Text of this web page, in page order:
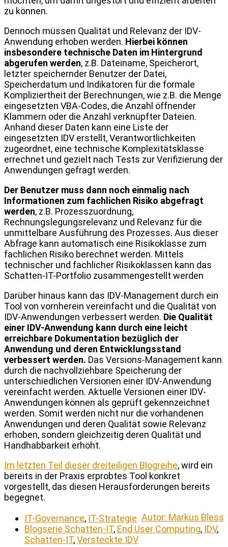
zu können.
Dennoch müssen Qualität und Relevanz der IDV-
Anwendung erhoben werden. Hierbei können
insbesondere technische Daten im Hintergrund
abgerufen werden, z.B. Dateiname, Speicherort,
letzter speichernder Benutzer der Datei,
Speicherdatum und Indikatoren für die formale
Kompliziertheit der Berechnungen, wie z.B. die Menge
eingesetzten VBA-Codes, die Anzahl öffnender
Klammern oder die Anzahl verknüpfter Dateien.
Anhand dieser Daten kann eine Liste der
eingesetzten IDV erstellt, Verantwortlichkeiten
zugeordnet, eine technische Komplexitätsklasse
errechnet und gezielt nach Tests zur Verifizierung der
Anwendungen gefragt werden.
Der Benutzer muss dann noch einmalig nach
Informationen zum fachlichen Risiko abgefragt
werden, z.B. Prozesszuordnung,
Rechnungslegungsrelevanz und Relevanz für die
unmittelbare Ausführung des Prozesses. Aus dieser
Abfrage kann automatisch eine Risikoklasse zum
fachlichen Risiko berechnet werden. Mittels
technischer und fachlicher Risikoklassen kann das
Schatten-IT-Portfolio zusammengestellt werden
Darüber hinaus kann das IDV-Management durch ein
Tool von vornherein vereinfacht und die Qualität von
IDV-Anwendungen verbessert werden. Die Qualität
einer IDV-Anwendung kann durch eine leicht
erreichbare Dokumentation bezüglich der
Anwendung und deren Entwicklungsstand
verbessert werden. Das Versions-Management kann
durch die nachvollziehbare Speicherung der
unterschiedlichen Versionen einer IDV-Anwendung
vereinfacht werden. Aktuelle Versionen einer IDV-
Anwendungen können als geprüft gekennzeichnet
werden. Somit werden nicht nur die vorhandenen
Anwendungen und deren Qualität sowie Relevanz
erhoben, sondern gleichzeitig deren Qualität und
Handhabbarkeit erhöht.
Im letzten Teil dieser dreiteiligen Blogreihe, wird ein
bereits in der Praxis erprobtes Tool konkret
vorgestellt, das diesen Herausforderungen bereits
begegnet.
Autor: Markus Bless
IT-Governance, IT-Strategie
Blogserie Schatten-IT, End User Computing, IDV,
Schatten-IT,Versteckte IDV